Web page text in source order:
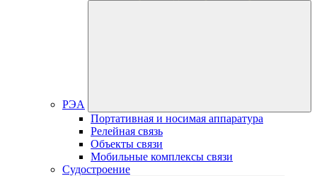
РЭА
Портативная и носимая аппаратура
Релейная связь
Объекты связи
Мобильные комплексы связи
Судостроение